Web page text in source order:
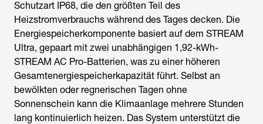
Schutzart IP68, die den größten Teil des
Heizstromverbrauchs während des Tages decken. Die
Energiespeicherkomponente basiert auf dem STREAM
Ultra, gepaart mit zwei unabhängigen 1,92-kWh-
STREAM AC Pro-Batterien, was zu einer höheren
Gesamtenergiespeicherkapazität führt. Selbst an
bewölkten oder regnerischen Tagen ohne
Sonnenschein kann die Klimaanlage mehrere Stunden
lang kontinuierlich heizen. Das System unterstützt die